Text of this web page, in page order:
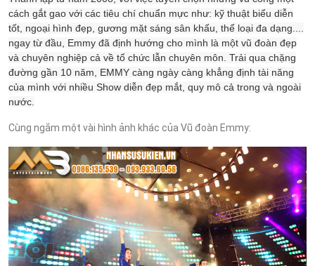
cách gắt gao với các tiêu chí chuẩn mực như: kỹ thuật biểu diễn
tốt, ngoại hình đẹp, gương mặt sáng sân khấu, thể loại đa dạng....
ngay từ đầu, Emmy đã định hướng cho mình là một vũ đoàn đẹp
và chuyên nghiệp cả về tổ chức lẫn chuyên môn. Trải qua chặng
đường gần 10 năm, EMMY càng ngày càng khẳng định tài năng
của mình với nhiều Show diễn đẹp mắt, quy mô cả trong và ngoài
nước.
Cùng ngắm một vài hình ảnh khác của Vũ đoàn Emmy: